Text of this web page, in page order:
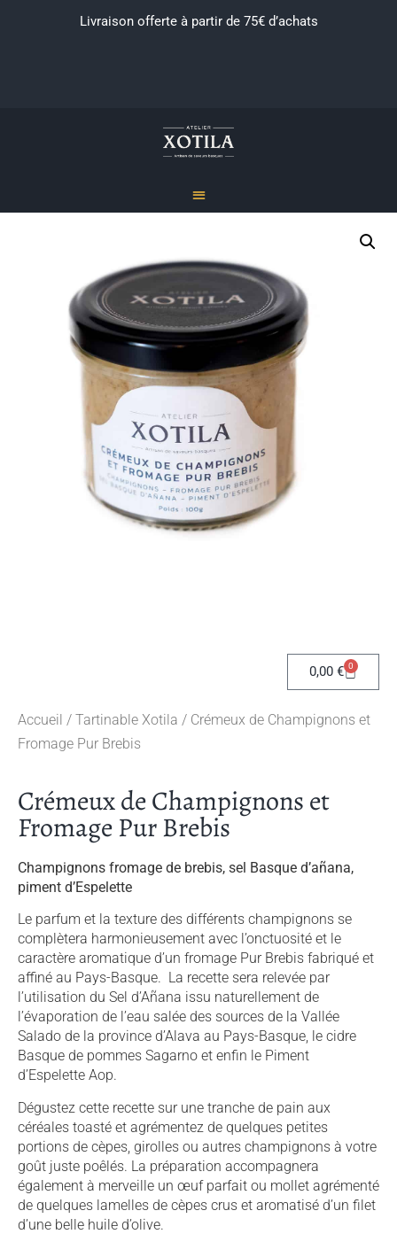
Livraison offerte à partir de 75€ d’achats
0,00 € 0
Accueil / Tartinable Xotila / Crémeux de Champignons et
Fromage Pur Brebis
Crémeux de Champignons et
Fromage Pur Brebis
Champignons fromage de brebis, sel Basque d’añana,
piment d’Espelette
Le parfum et la texture des différents champignons se
complètera harmonieusement avec l’onctuosité et le
caractère aromatique d’un fromage Pur Brebis fabriqué et
affiné au Pays-Basque. La recette sera relevée par
l’utilisation du Sel d’Añana issu naturellement de
l’évaporation de l’eau salée des sources de la Vallée
Salado de la province d’Alava au Pays-Basque, le cidre
Basque de pommes Sagarno et enfin le Piment
d’Espelette Aop.
Dégustez cette recette sur une tranche de pain aux
céréales toasté et agrémentez de quelques petites
portions de cèpes, girolles ou autres champignons à votre
goût juste poêlés. La préparation accompagnera
également à merveille un œuf parfait ou mollet agrémenté
de quelques lamelles de cèpes crus et aromatisé d’un filet
d’une belle huile d’olive.